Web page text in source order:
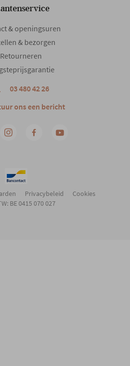
& openingsuren
& bezorgen
Retourneren
03 480 42 26
ons een bericht
Privacybeleid
Cookies
BE 0415 070 027